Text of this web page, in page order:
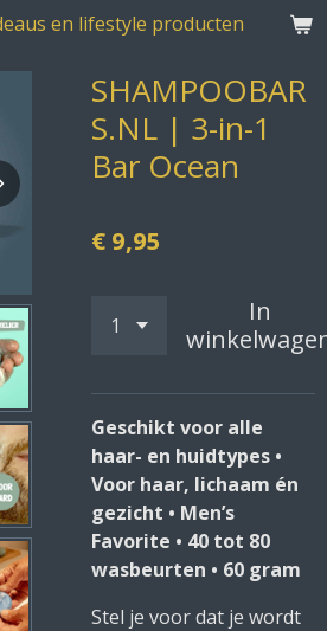
en lifestyle producten
SHAMPOOBAR
S.NL | 3-in-1
Bar Ocean
€ 9,95
In
Geschikt voor alle
haar- en huidtypes •
Voor haar, lichaam én
gezicht • Men’s
Favorite • 40 tot 80
wasbeurten • 60 gram
Stel je voor dat je wordt